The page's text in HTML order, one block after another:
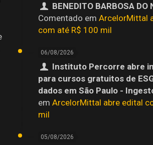
BENEDITO BARBOSA DO
Comentado em ArcelorMittal
com até R$ 100 mil
06/08/2026
Instituto Percorre abre
para cursos gratuitos de
dados em São Paulo -
em ArcelorMittal abre edital
mil
05/08/2026